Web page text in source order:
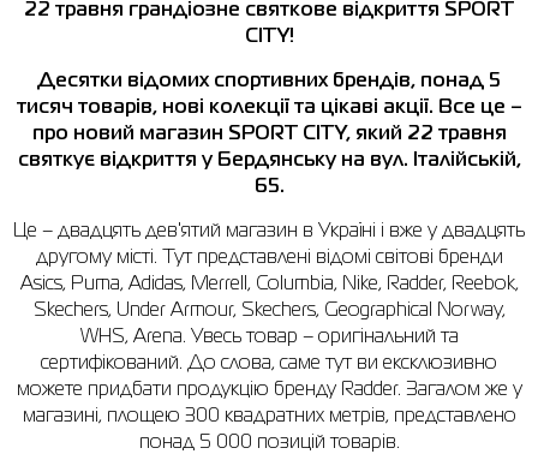
Костюми
Куртки
Сукні
Сорочки
Термобілизна
Толстовки
Чоботи
Шкарпетки
Плавання
Доглядові засоби
Фітнес та йога
Шарфи
Jack Wolfskin
New Balance
Radder
Skechers
The North Face
Under Armour
Куртки
Толстовки
Кросівки
Напівчеревики
Сандалі
Бренди
Програма лояльності
Новини
22 травня грандіозне святкове відкриття SPORT
CITY!
Десятки відомих спортивних брендів, понад 5
тисяч товарів, нові колекції та цікаві акції. Все це –
про новий магазин SPORT CITY, який 22 травня
святкує відкриття у Бердянську на вул. Італійській,
65.
Це – двадцять дев'ятий магазин в Україні і вже у двадцять
другому місті. Тут представлені відомі світові бренди
Asics, Puma, Adidas, Merrell, Columbia, Nike, Radder, Reebok,
Skechers, Under Armour, Skechers, Geographical Norway,
WHS, Arena. Увесь товар – оригінальний та
сертифікований. До слова, саме тут ви ексклюзивно
можете придбати продукцію бренду Radder. Загалом же у
магазині, площею 300 квадратних метрів, представлено
понад 5 000 позицій товарів.